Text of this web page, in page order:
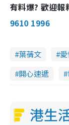
有料爆? 歡迎
9610 1996
葉蒨文
開心速遞
港生